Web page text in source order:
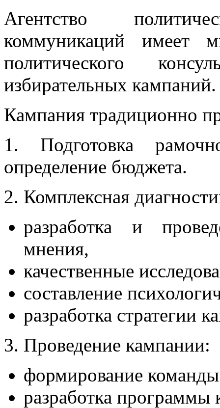
Агентство
коммуникаций имеет
политического
избирательных кампаний.
Кампания традиционно
1. Подготовка
определение бюджета.
2. Комплексная
разработка и
мнения,
качественные
составление
разработка стратегии
3. Проведение кампании:
формирование
разработка программы